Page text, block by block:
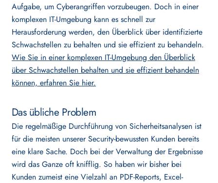
Aufgabe, um Cyberangriffen vorzubeugen. Doch in einer
komplexen IT-Umgebung kann es schnell zur
Herausforderung werden, den Überblick über identifizierte
Schwachstellen zu behalten und sie effizient zu behandeln.
Wie Sie in einer komplexen IT-Umgebung den Überblick
über Schwachstellen behalten und sie effizient behandeln
können, erfahren Sie hier.
Das übliche Problem
Die regelmäßige Durchführung von Sicherheitsanalysen ist
für die meisten unserer Security-bewussten Kunden bereits
eine klare Sache. Doch bei der Verwaltung der Ergebnisse
wird das Ganze oft knifflig. So haben wir bisher bei
Kunden zumeist eine Vielzahl an PDF-Reports, Excel-
ISO 27001
CRA
Blog
Webinare